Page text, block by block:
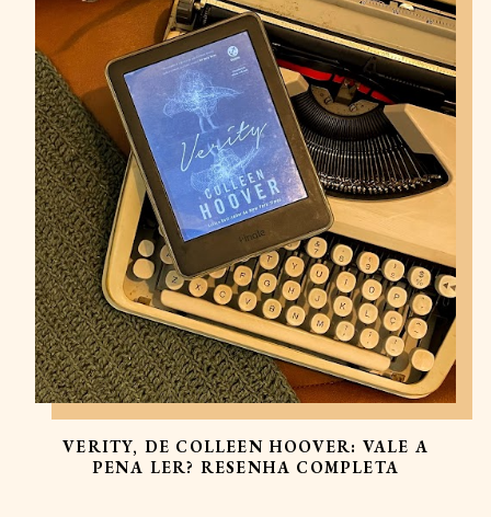
VERITY, DE COLLEEN HOOVER: VALE A
PENA LER? RESENHA COMPLETA